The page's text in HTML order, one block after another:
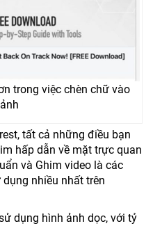
trong việc chèn chữ vào
tất cả những điều bạn
hấp dẫn về mặt trực quan
và Ghim video là các
nhiều nhất trên
dụng hình ảnh dọc, với tỷ